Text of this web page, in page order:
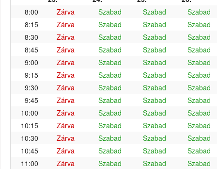
8:00
Zárva Szabad Szabad
Szabad
8:15
Zárva Szabad Szabad
Szabad
8:30
Zárva Szabad Szabad
Szabad
8:45
Zárva Szabad Szabad
Szabad
9:00
Zárva Szabad Szabad
Szabad
9:15
Zárva Szabad Szabad
Szabad
9:30
Zárva Szabad Szabad
Szabad
9:45
Zárva Szabad Szabad
Szabad
10:00
Zárva Szabad Szabad
Szabad
10:15
Zárva Szabad Szabad
Szabad
10:30
Zárva Szabad Szabad
Szabad
10:45
Zárva Szabad Szabad
Szabad
11:00
Zárva Szabad Szabad
Szabad